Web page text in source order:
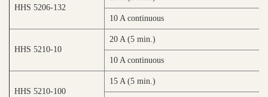
HHS 5206-132
10 A continuous
HHS 5210-10
20 A (5 min.)
10 A continuous
HHS 5210-100
15 A (5 min.)